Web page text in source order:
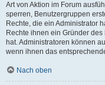
Art von Aktion im Forum
sperren, Benutzergruppen
Rechte, die ein Administrator
Rechte ihnen ein Gründer
hat. Administratoren können
wenn ihnen das
Nach oben